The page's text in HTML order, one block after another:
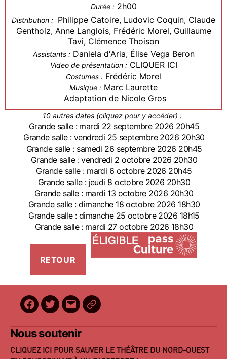
Durée : 2h00
Distribution : Philippe Catoire, Ludovic Coquin, Claude
Gentholz, Anne Langlois, Frédéric Morel, Guillaume
Tavi, Clémence Thoison
Assistants : Daniela d'Aria, Élise Vega Beron
Video de présentation : CLIQUER ICI
Costumes : Frédéric Morel
Musique : Marc Laurette
Adaptation de Nicole Gros
10 autres dates (cliquez pour y accéder) :
Grande salle : mardi 22 septembre 2026 20h45
Grande salle : vendredi 25 septembre 2026 20h30
Grande salle : samedi 26 septembre 2026 20h45
Grande salle : vendredi 2 octobre 2026 20h30
Grande salle : mardi 6 octobre 2026 20h45
Grande salle : jeudi 8 octobre 2026 20h30
Grande salle : mardi 13 octobre 2026 20h30
Grande salle : dimanche 18 octobre 2026 18h30
Grande salle : dimanche 25 octobre 2026 18h15
Grande salle : mardi 27 octobre 2026 18h30
Facebook
Twitter
E-
mail
BilletReduc
Nous soutenir
CLIQUEZ ICI POUR SAUVER LE THÉÂTRE DU NORD-OUEST